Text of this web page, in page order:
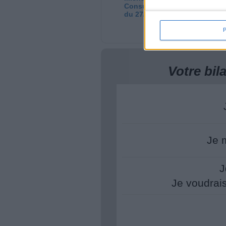
Consultation privée
du 27/07/2026
Votre
Je
Je